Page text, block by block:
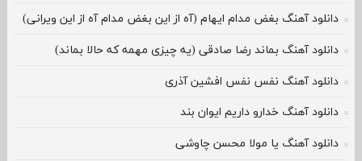
دانلود آهنگ بغض مدام ایهام (آه از این بغض مدام آه از این ویرانی)
دانلود آهنگ بماند رضا صادقی (یه چیزی مهمه که حالا بماند)
دانلود آهنگ نفس نفس افشین آذری
دانلود آهنگ خدارو داریم ایوان بند
دانلود آهنگ یا مولا محسن چاوشی